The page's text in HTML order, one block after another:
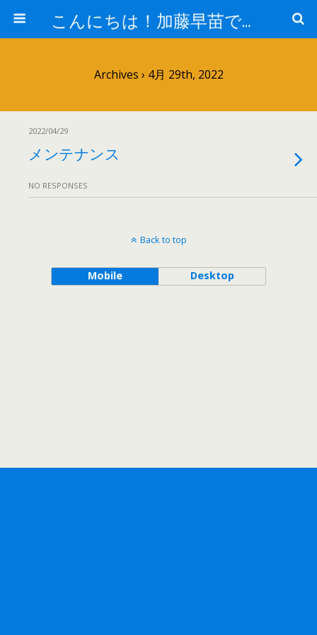
こんにちは！加藤早苗です。
Archives › 4月 29th, 2022
2022/04/29
メンテナンス
NO RESPONSES
Back to top
Mobile Desktop